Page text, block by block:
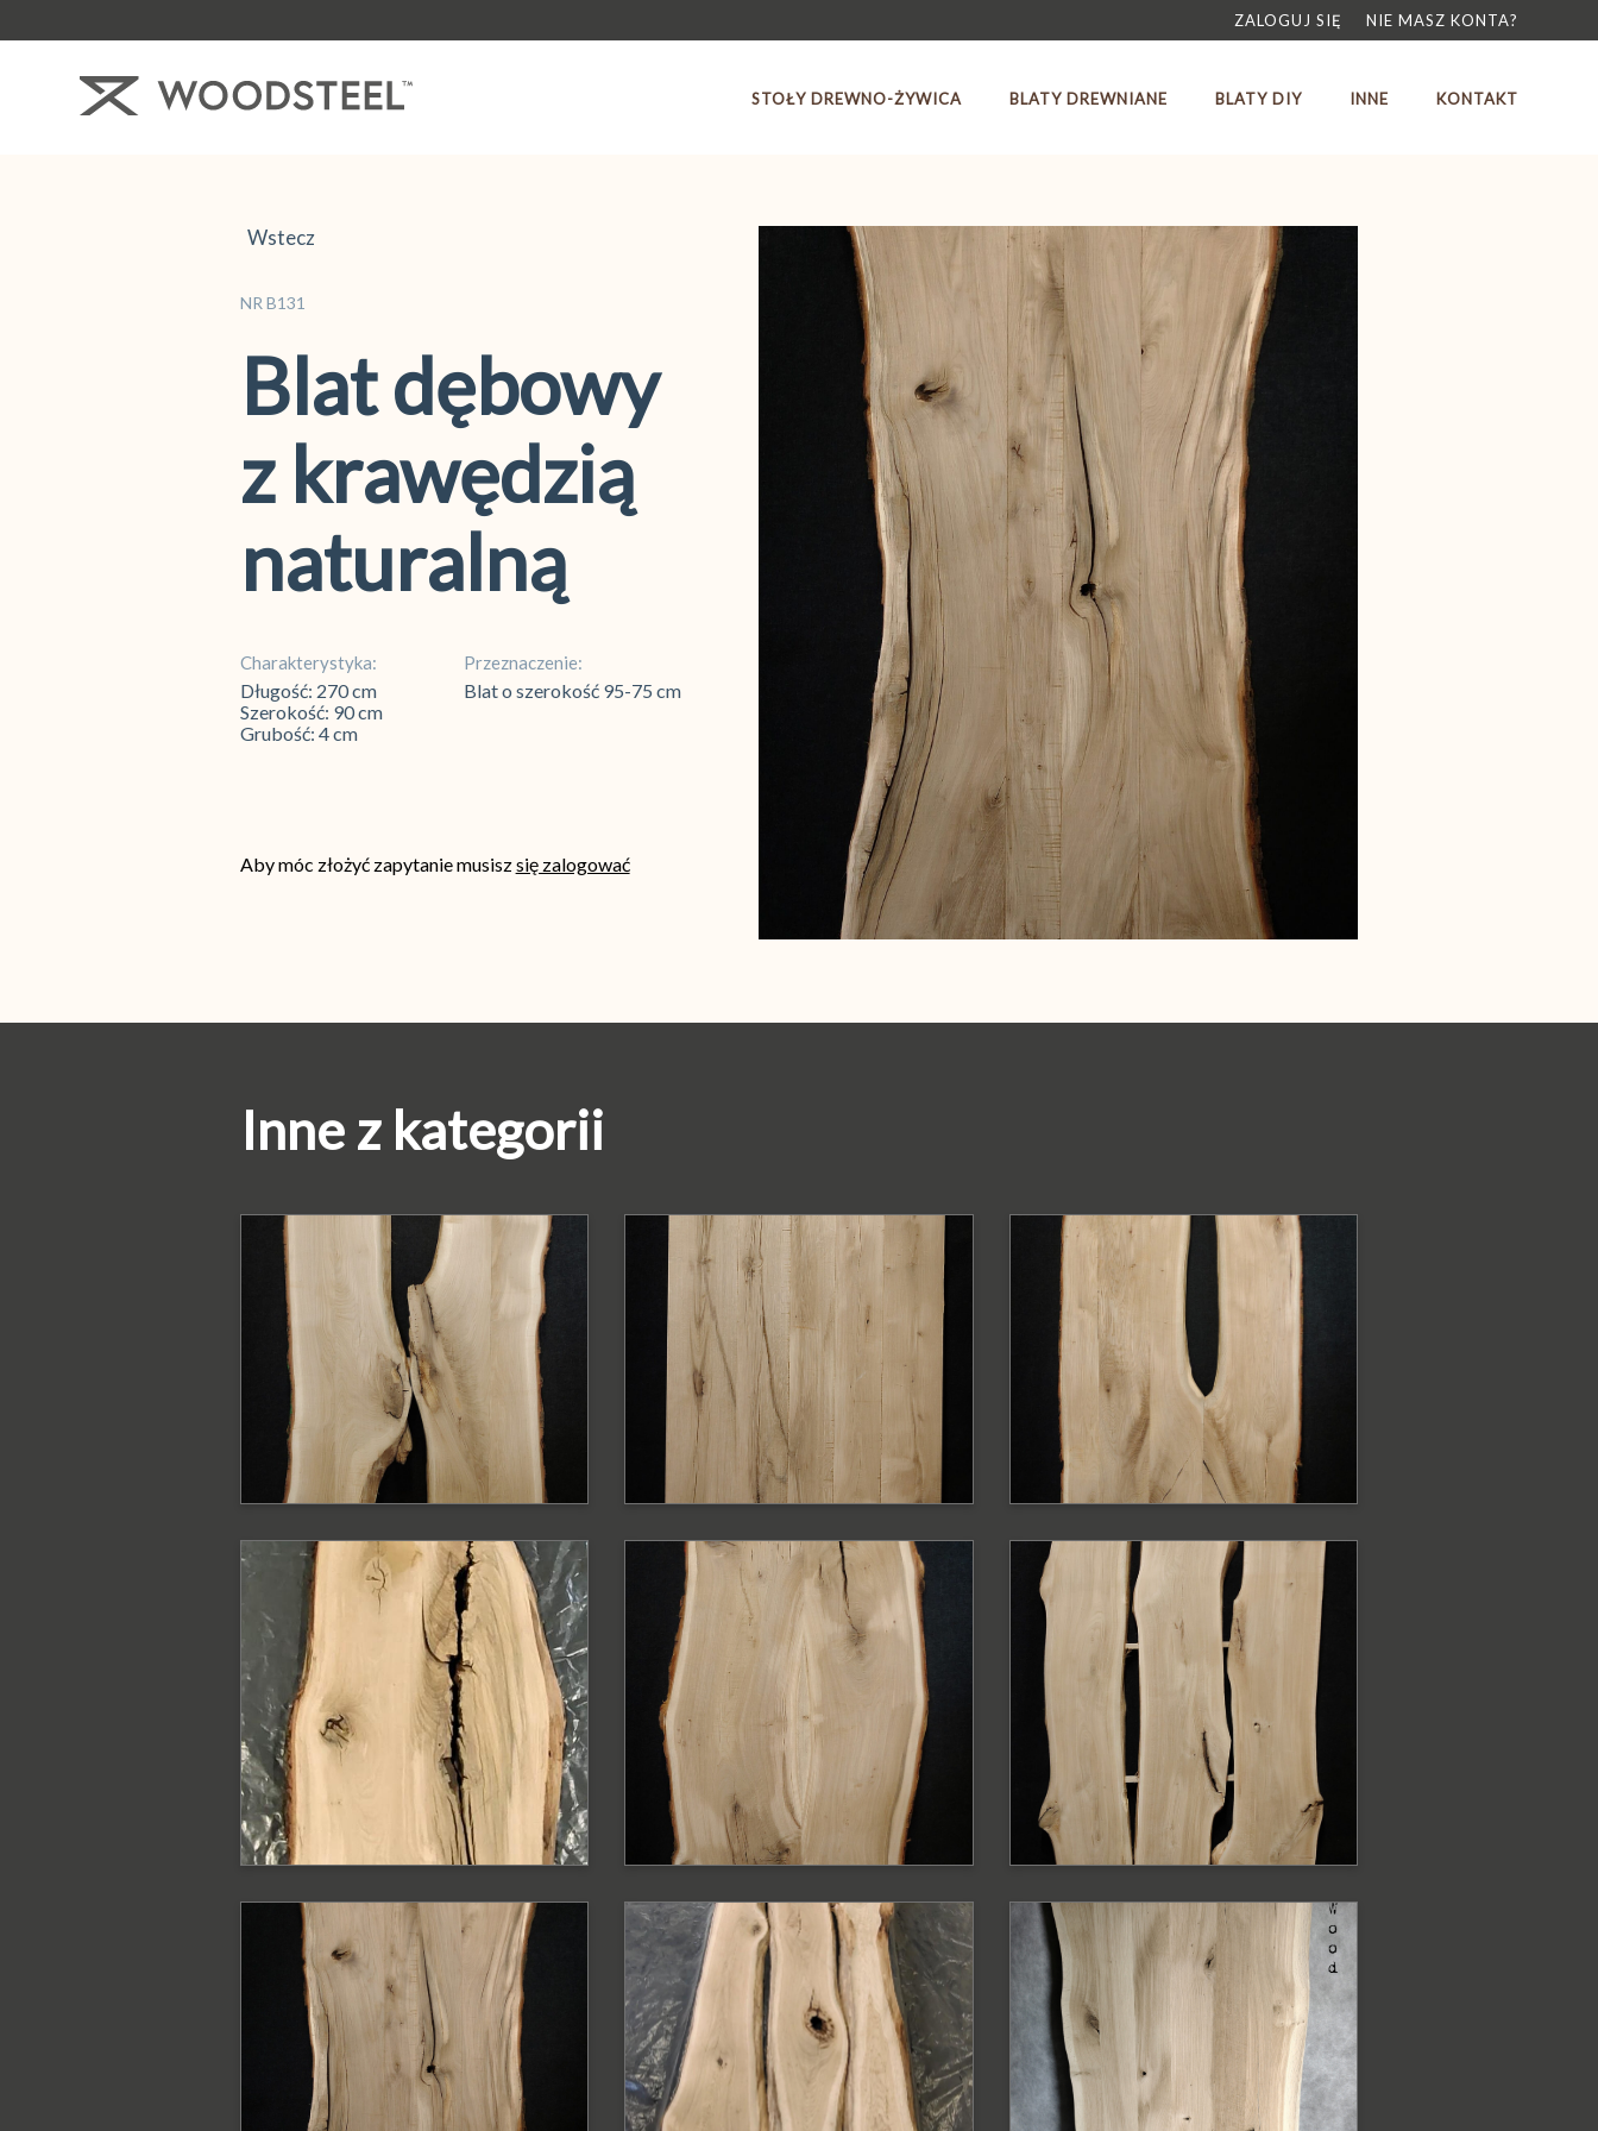
ZALOGUJ SIĘ NIE MASZ KONTA?
STOŁY DREWNO-ŻYWICA BLATY DREWNIANE BLATY DIY INNE KONTAKT
Wstecz
NR B131
Blat dębowy
z krawędzią
naturalną
Charakterystyka:
Długość: 270 cm
Szerokość: 90 cm
Grubość: 4 cm
Przeznaczenie:
Blat o szerokość 95-75 cm
Aby móc złożyć zapytanie musiszsię zalogować
Inne z kategorii
PODOBNE PRODUKTY
Blat dębowy z
krawędzią naturalną
Blat o szerokość 95-75 cm
PODOBNE PRODUKTY
Blat dębowy z
krawędzią prostą
Blat o szerokość 95-75 cm
PODOBNE PRODUKTY
Blat dębowy z
krawędzią naturalną
Blat o szerokość 95-75 cm
PODOBNE PRODUKTY
Blat dębowy surowy
z krawędzią
naturalną
Blat o szerokość 95-75 cm
PODOBNE PRODUKTY
Blat dębowy z
krawędzią naturalną
Blat o szerokość 95-75 cm
PODOBNE PRODUKTY
Blat dębowy z
krawędzią naturalną
Blat o szerokość 95-75 cm
PODOBNE PRODUKTY
Blat dębowy z
krawędzią naturalną
Blat o szerokość 95-75 cm
PODOBNE PRODUKTY
Blat dębowy surowy
z krawędzią
naturalną
PODOBNE PRODUKTY
Blat dębowy Live
Edge
Blat o szerokość 95-75 cm